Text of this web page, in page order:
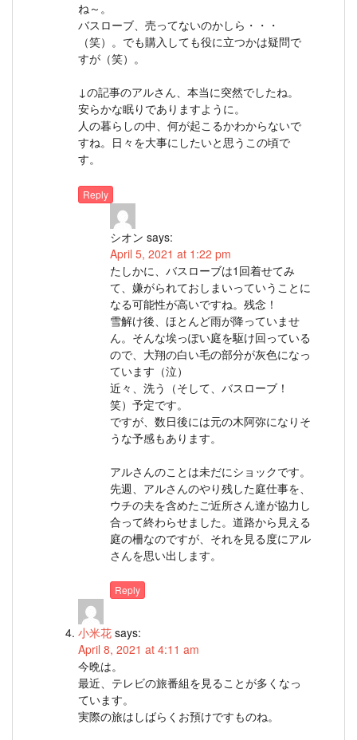
ね～。
バスローブ、売ってないのかしら・・・
（笑）。でも購入しても役に立つかは疑問で
すが（笑）。
↓の記事のアルさん、本当に突然でしたね。
安らかな眠りでありますように。
人の暮らしの中、何が起こるかわからないで
すね。日々を大事にしたいと思うこの頃で
す。
Reply
シオン says:
April 5, 2021 at 1:22 pm
たしかに、バスローブは1回着せてみ
て、嫌がられておしまいっていうことに
なる可能性が高いですね。残念！
雪解け後、ほとんど雨が降っていませ
ん。そんな埃っぽい庭を駆け回っている
ので、大翔の白い毛の部分が灰色になっ
ています（泣）
近々、洗う（そして、バスローブ！
笑）予定です。
ですが、数日後には元の木阿弥になりそ
うな予感もあります。
アルさんのことは未だにショックです。
先週、アルさんのやり残した庭仕事を、
ウチの夫を含めたご近所さん達が協力し
合って終わらせました。道路から見える
庭の柵なのですが、それを見る度にアル
さんを思い出します。
Reply
小米花 says:
April 8, 2021 at 4:11 am
今晩は。
最近、テレビの旅番組を見ることが多くなっ
ています。
実際の旅はしばらくお預けですものね。